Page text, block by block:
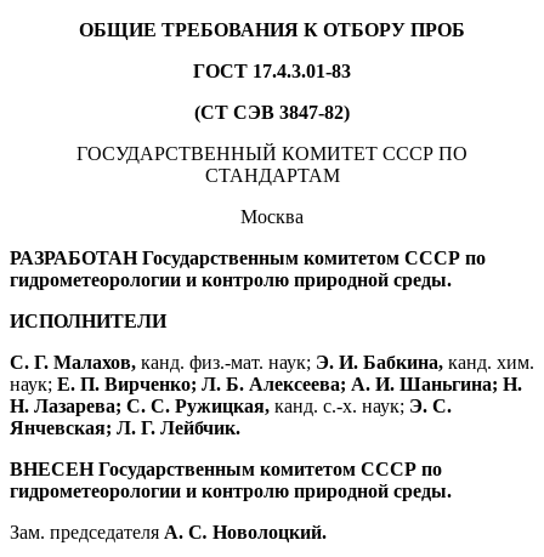
ОБЩИЕ ТРЕБОВАНИЯ К ОТБОРУ ПРОБ
ГОСТ 17.4.3.01-83
(СТ СЭВ 3847-82)
ГОСУДАРСТВЕННЫЙ КОМИТЕТ СССР ПО
СТАНДАРТАМ
Москва
РАЗРАБОТАН Государственным комитетом СССР по
гидрометеорологии и контролю природной среды.
ИСПОЛНИТЕЛИ
С. Г. Малахов, канд. физ.-мат. наук; Э. И. Бабкина, канд. хим.
наук; Е. П. Вирченко; Л. Б. Алексеева; А. И. Шаньгина; Н.
Н. Лазарева; С. С. Ружицкая, канд. с.-х. наук; Э. С.
Янчевская; Л. Г. Лейбчик.
ВНЕСЕН Государственным комитетом СССР по
гидрометеорологии и контролю природной среды.
Зам. председателя А. С. Новолоцкий.